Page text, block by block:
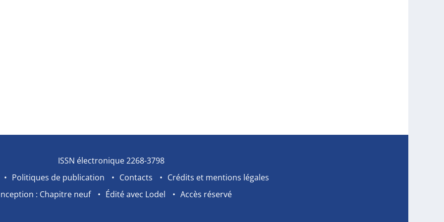
ISSN électronique 2268-3798
Politiques de publication
Contacts
Crédits et mentions légales
: Chapitre neuf
Édité avec Lodel Accès réservé